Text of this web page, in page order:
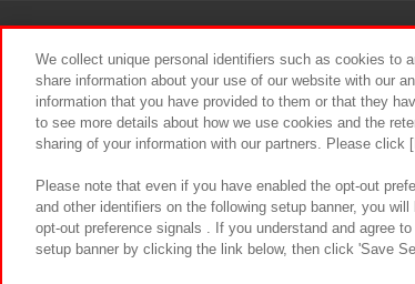
We collect unique personal identifiers such as cookies to
share information about your use of our website with our
information that you have provided to them or that they
to see more details about how we use cookies and the
sharing of your information with our partners. Please
Please note that even if you have enabled the opt-out
and other identifiers on the following setup banner, you
opt-out preference signals . If you understand and agree
setup banner by clicking the link below, then click 'Save